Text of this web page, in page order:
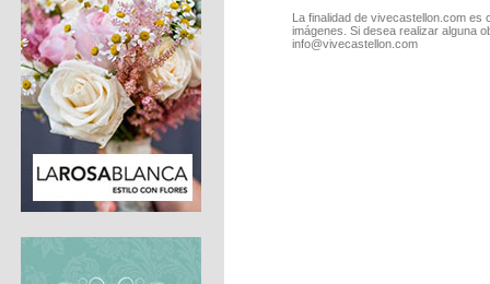
La finalidad de vivecastellon.com
imágenes. Si desea realizar alguna
info@vivecastellon.com